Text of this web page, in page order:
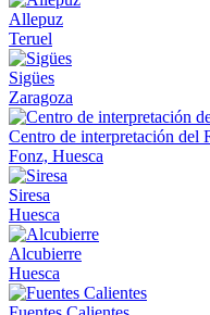
Allepuz
Teruel
Sigües
Zaragoza
Centro de interpretación del
Fonz, Huesca
Siresa
Huesca
Alcubierre
Huesca